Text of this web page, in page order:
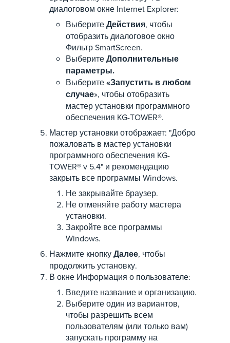
диалоговом окне Internet Explorer:
ВыберитеДействия, чтобы
отобразить диалоговое окно
Фильтр SmartScreen.
ВыберитеДополнительные
параметры.
Выберите«Запустить в любом
случае», чтобы отобразить
мастер установки программного
обеспечения KG-TOWER®.
Мастер установки отображает: "Добро
пожаловать в мастер установки
программного обеспечения KG-
TOWER® v 5.4" и рекомендацию
закрыть все программы Windows.
Не закрывайте браузер.
Не отменяйте работу мастера
установки.
Закройте все программы
Windows.
Нажмите кнопкуДалее, чтобы
продолжить установку.
В окне Информация о пользователе:
Введите название и организацию.
Выберите один из вариантов,
чтобы разрешить всем
пользователям (или только вам)
запускать программу на